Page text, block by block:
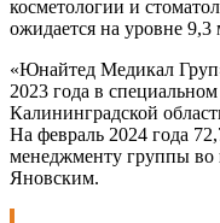
косметологии и
ожидается на уровне 9,3
«Юнайтед Медикал
2023 года в
Калининградской
На февраль 2024 года
менеджменту группы во
Яновским.